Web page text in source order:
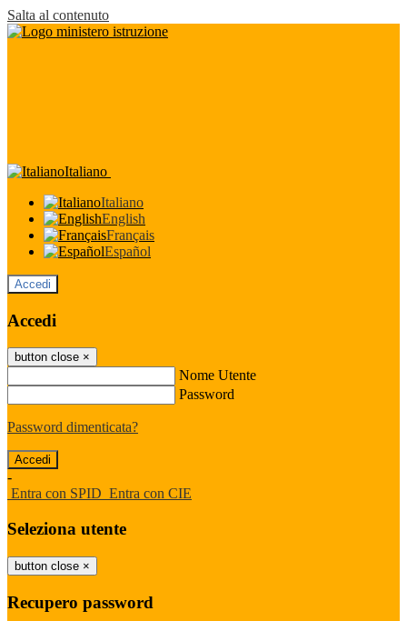
Salta al contenuto
Italiano
Italiano
English
Français
Español
Accedi
Accedi
button close ×
Nome Utente
Password
Password dimenticata?
-
Entra con SPID Entra con CIE
Seleziona utente
button close ×
Recupero password